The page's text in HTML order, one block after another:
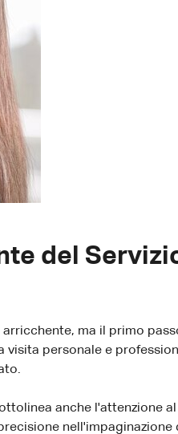
del
ma il primo
personale e
anche l'attenzione al
nell'impaginazione